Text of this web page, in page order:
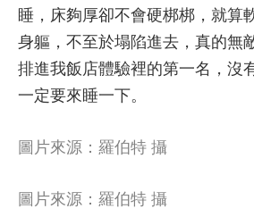
睡，床夠厚卻不會硬梆梆，就算
身軀，不至於塌陷進去，真的無
排進我飯店體驗裡的第一名，沒
一定要來睡一下。
圖片來源：羅伯特 攝
圖片來源：羅伯特 攝